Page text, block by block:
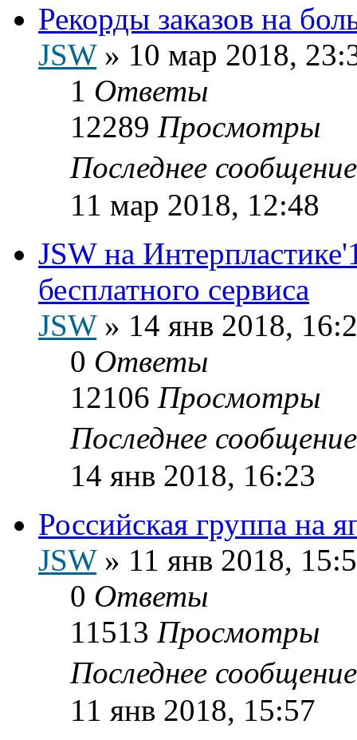
Рекорды заказов на
JSW» 10 мар 2018,
1 Ответы
12289 Просмотры
Последнее
11 мар 2018, 12:48
JSW на
бесплатного сервиса
JSW» 14 янв 2018,
0 Ответы
12106 Просмотры
Последнее
14 янв 2018, 16:23
Российская группа на
JSW» 11 янв 2018,
0 Ответы
11513 Просмотры
Последнее
11 янв 2018, 15:57